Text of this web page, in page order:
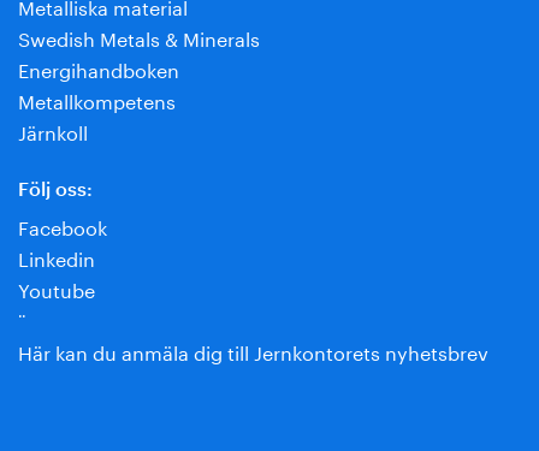
Swedish Metals & Minerals
Energihandboken
Metallkompetens
Järnkoll
Följ oss:
Facebook
Linkedin
Youtube
¨
Här kan du anmäla dig till Jernkontorets nyhetsbrev